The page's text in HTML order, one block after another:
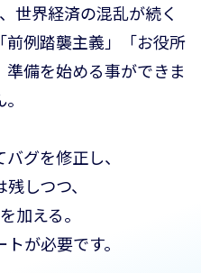
世界経済の混乱が続く
例踏襲主義」「お役所
備を始める事ができま
グを修正し、
しつつ、
加える。
が必要です。